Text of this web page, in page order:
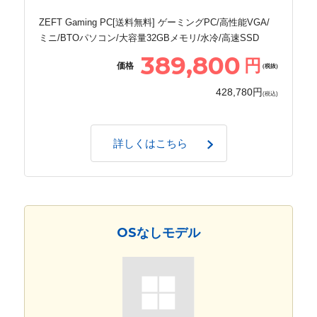
ZEFT Gaming PC[送料無料] ゲーミングPC/高性能VGA/
ミニ/BTOパソコン/大容量32GBメモリ/水冷/高速SSD
価格 389,800 円 (税抜)
428,780円 (税込)
詳しくはこちら
OSなしモデル